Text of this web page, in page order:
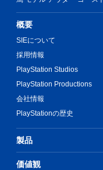
概要
SIEについて
採用情報
PlayStation Studios
PlayStation Productions
会社情報
PlayStationの歴史
製品
価値観